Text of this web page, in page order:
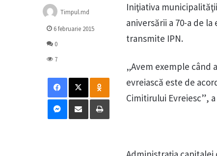
Iniţiativa
aniversării a 70-a de
transmite IPN.
„Avem exemple când
evreiască este de
Cimitirului
Timpul.md
6 februarie 2015
0
7
Facebook
X Odnoklassniki
Messenger
Distribuie prin mail Tipărește